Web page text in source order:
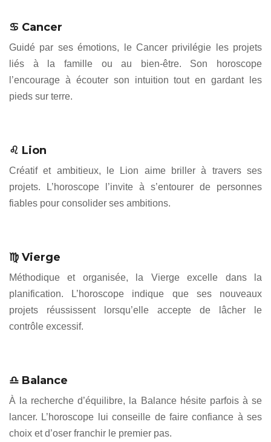
♋ Cancer
Guidé par ses émotions, le Cancer privilégie les projets
liés à la famille ou au bien-être. Son horoscope
l’encourage à écouter son intuition tout en gardant les
pieds sur terre.
♌ Lion
Créatif et ambitieux, le Lion aime briller à travers ses
projets. L’horoscope l’invite à s’entourer de personnes
fiables pour consolider ses ambitions.
♍ Vierge
Méthodique et organisée, la Vierge excelle dans la
planification. L’horoscope indique que ses nouveaux
projets réussissent lorsqu’elle accepte de lâcher le
contrôle excessif.
♎ Balance
À la recherche d’équilibre, la Balance hésite parfois à se
lancer. L’horoscope lui conseille de faire confiance à ses
choix et d’oser franchir le premier pas.